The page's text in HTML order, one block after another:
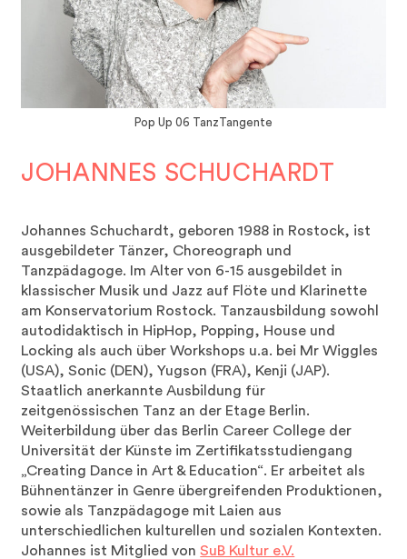
Pop Up 06 TanzTangente
JOHANNES SCHUCHARDT
Johannes Schuchardt, geboren 1988 in Rostock, ist
ausgebildeter Tänzer, Choreograph und
Tanzpädagoge. Im Alter von 6-15 ausgebildet in
klassischer Musik und Jazz auf Flöte und Klarinette
am Konservatorium Rostock. Tanzausbildung sowohl
autodidaktisch in HipHop, Popping, House und
Locking als auch über Workshops u.a. bei Mr Wiggles
(USA), Sonic (DEN), Yugson (FRA), Kenji (JAP).
Staatlich anerkannte Ausbildung für
zeitgenössischen Tanz an der Etage Berlin.
Weiterbildung über das Berlin Career College der
Universität der Künste im Zertifikatsstudiengang
„Creating Dance in Art & Education“. Er arbeitet als
Bühnentänzer in Genre übergreifenden Produktionen,
sowie als Tanzpädagoge mit Laien aus
unterschiedlichen kulturellen und sozialen Kontexten.
Johannes ist Mitglied vonSuB Kultur e.V.